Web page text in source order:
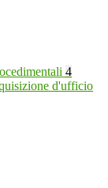
4
d'ufficio